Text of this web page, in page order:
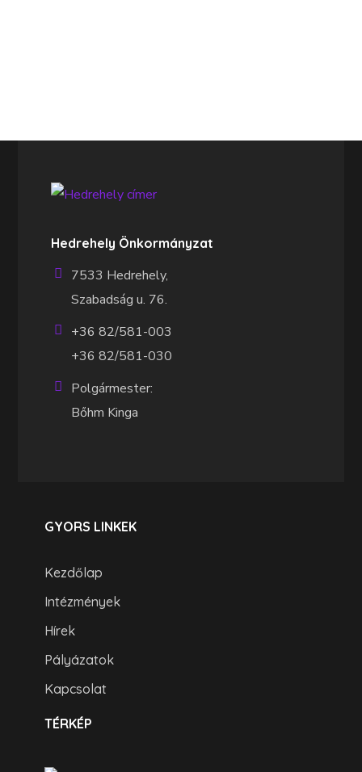
Hedrehely Önkormányzat
7533 Hedrehely,
Szabadság u. 76.
+36 82/581-003
+36 82/581-030
Polgármester:
Bőhm Kinga
GYORS LINKEK
Kezdőlap
Intézmények
Hírek
Pályázatok
Kapcsolat
TÉRKÉP